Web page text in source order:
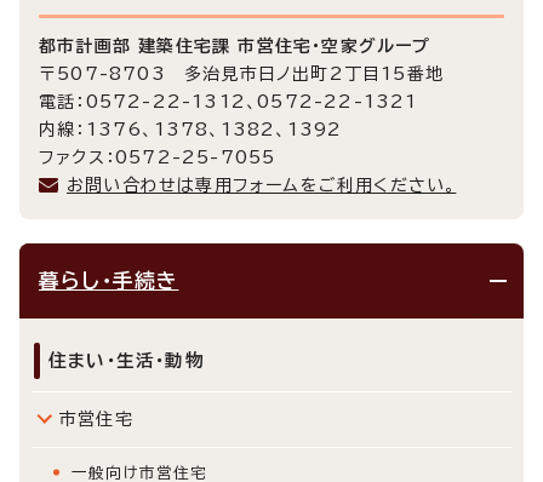
都市計画部 建築住宅課 市営住宅・空家グループ
〒507-8703 多治見市日ノ出町2丁目15番地
電話：0572-22-1312、0572-22-1321
内線：1376、1378、1382、1392
ファクス：0572-25-7055
お問い合わせは専用フォームをご利用ください。
暮らし・手続き
住まい・生活・動物
市営住宅
一般向け市営住宅